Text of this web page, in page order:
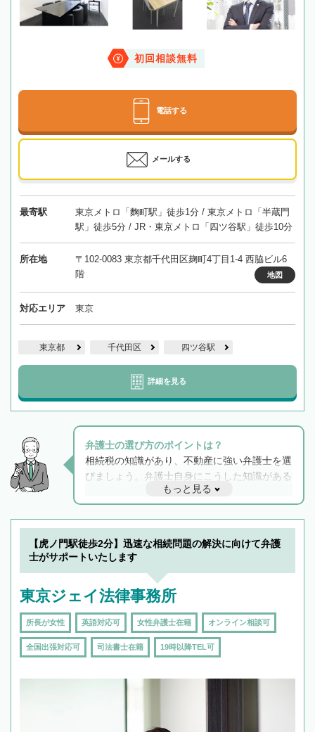
初回相談無料
電話する
メールする
最寄駅
東京メトロ「麴町駅」徒歩1分 / 東京メトロ「半蔵門
駅」徒歩5分 / JR・東京メトロ「四ツ谷駅」徒歩10分
所在地
〒102-0083 東京都千代田区麹町4丁目1-4 西脇ビル6
階
地図
対応エリア 東京
東京都 千代田区 四ツ谷駅
詳細を見る
弁護士の選び方のポイントは？
相続税の知識があり、不動産に強い弁護士を選
びましょう。弁護士自身にこうした知識がある
と他士業との連携もスムーズに進み、トラブル
解決のみならず相続をトータルで任せることが
できます。また、相続は感情がからむ分野なの
でフィーリングも重要です。実際に電話や面談
で複数の弁護士と会話をしてウマが合う方に依
もっと見る
【虎ノ門駅徒歩2分】迅速な相続問題の解決に向けて弁護
士がサポートいたします
東京ジェイ法律事務所
所長が女性 英語対応可 女性弁護士在籍 オンライン相談可
全国出張対応可 司法書士在籍 19時以降TEL可